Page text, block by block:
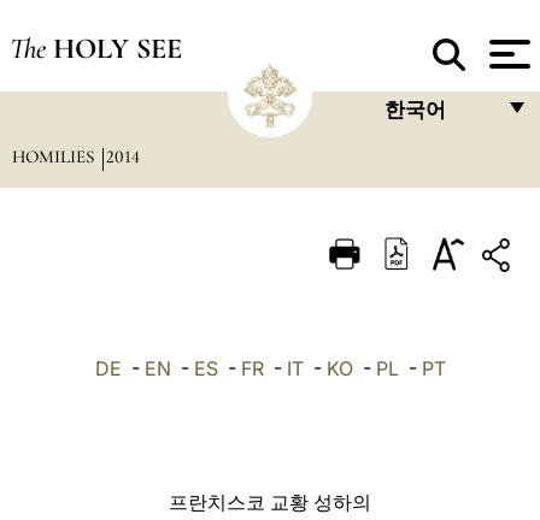
The HOLY SEE
한국어
ITALIANO
HOMILIES 2014
DE - EN - ES- FR- IT- KO- PL- PT
프란치스코 교황 성하의